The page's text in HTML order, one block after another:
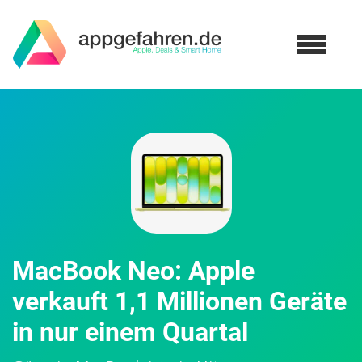
MacBook Neo: Apple
verkauft 1,1 Millionen Geräte
in nur einem Quartal